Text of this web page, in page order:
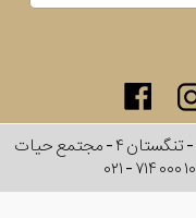
آدرس: تهران - خ پاسداران - رو به روی اقدسیه - تنگستان ۴ - مجتمع حیات
۰۲۱ - ۷۱۴ ۰۰۰ ۱۰